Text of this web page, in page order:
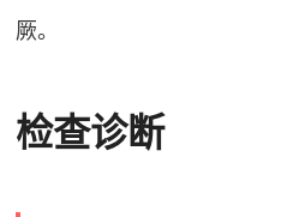
厥。
检查诊断